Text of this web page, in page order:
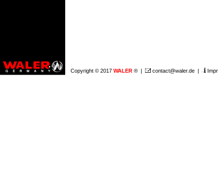
Copyright © 2017 WALER ® | contact@waler.de |